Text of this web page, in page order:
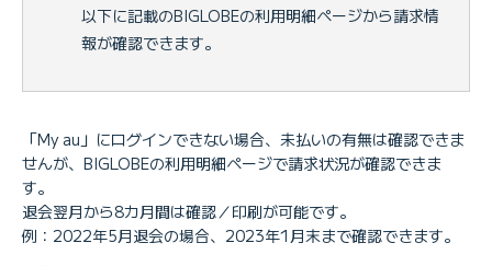
以下に記載のBIGLOBEの利用明細ページから請求情
報が確認できます。
「My au」にログインできない場合、未払いの有無は確認できま
せんが、BIGLOBEの利用明細ページで請求状況が確認できま
す。
退会翌月から8カ月間は確認／印刷が可能です。
例：2022年5月退会の場合、2023年1月末まで確認できます。